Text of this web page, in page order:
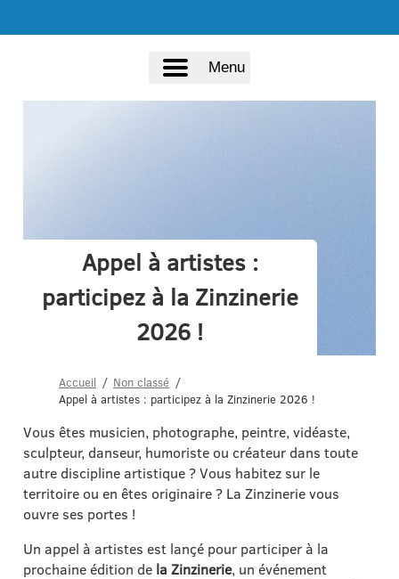
Menu
Appel à artistes :
participez à la Zinzinerie
2026 !
Accueil
Non classé
Appel à artistes : participez à la Zinzinerie 2026 !
Vous êtes musicien, photographe, peintre, vidéaste,
sculpteur, danseur, humoriste ou créateur dans toute
autre discipline artistique ? Vous habitez sur le
territoire ou en êtes originaire ? La Zinzinerie vous
ouvre ses portes !
Un appel à artistes est lançé pour participer à la
prochaine édition de la Zinzinerie, un événement